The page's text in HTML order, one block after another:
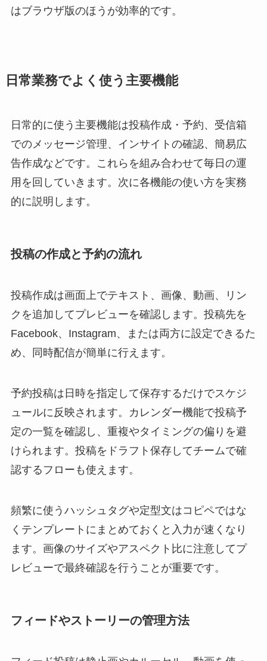
はブラウザ版のほうが効率的です。
日常業務でよく使う主要機能
日常的に使う主要機能は投稿作成・予約、受信箱
でのメッセージ管理、インサイトの確認、簡易広
告作成などです。これらを組み合わせて毎日の運
用を回していきます。次に各機能の使い方を実務
的に説明します。
投稿の作成と予約の流れ
投稿作成は画面上でテキスト、画像、動画、リン
クを追加してプレビューを確認します。投稿先を
Facebook、Instagram、または両方に設定できるた
め、同時配信が簡単に行えます。
予約投稿は日時を指定して保存するだけでスケジ
ュールに反映されます。カレンダー機能で投稿予
定の一覧を確認し、重複やタイミングの偏りを避
けられます。投稿をドラフト保存してチームで確
認するフローも使えます。
頻繁に使うハッシュタグや定型文はコピペではな
くテンプレートにまとめておくと入力が速くなり
ます。画像のサイズやアスペクト比に注意してプ
レビューで最終確認を行うことが重要です。
フィードやストーリーの管理方法